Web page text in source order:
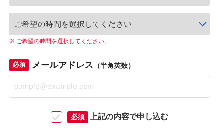
※ ご希望の時間を選択してください。
必須 メールアドレス （半角英数）
必須 上記の内容で申し込む